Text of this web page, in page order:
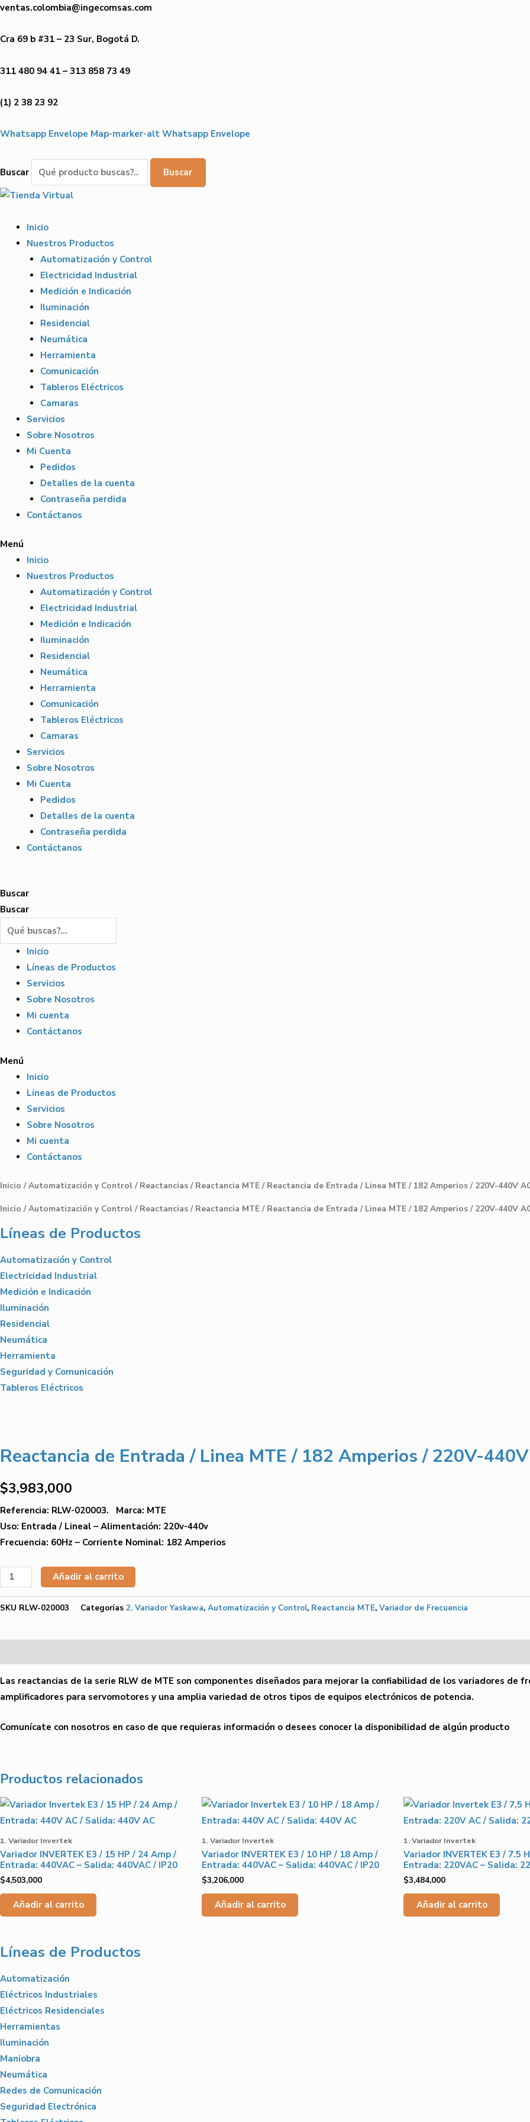
Ir
contenido
ventas.colombia@ingecomsas.com
Cra 69 b #31 – 23 Sur, Bogotá D.
311 480 94 41 – 313 858 73 49
(1) 2 38 23 92
Whatsapp Envelope Map-marker-alt Whatsapp Envelope
Buscar Buscar
Inicio
Nuestros Productos
Automatización y Control
Electricidad Industrial
Medición e Indicación
Iluminación
Residencial
Neumática
Herramienta
Comunicación
Tableros Eléctricos
Camaras
Servicios
Sobre Nosotros
Mi Cuenta
Pedidos
Detalles de la cuenta
Contraseña perdida
Contáctanos
Menú
Inicio
Nuestros Productos
Automatización y Control
Electricidad Industrial
Medición e Indicación
Iluminación
Residencial
Neumática
Herramienta
Comunicación
Tableros Eléctricos
Camaras
Servicios
Sobre Nosotros
Mi Cuenta
Pedidos
Detalles de la cuenta
Contraseña perdida
Contáctanos
Buscar
Buscar
Inicio
Líneas de Productos
Servicios
Sobre Nosotros
Mi cuenta
Contáctanos
Menú
Inicio
Líneas de Productos
Servicios
Sobre Nosotros
Mi cuenta
Contáctanos
Inicio /Automatización y Control / Reactancias / Reactancia MTE / Reactancia de Entrada / Linea MTE / 182 Amperios / 220V-440V
Inicio /Automatización y Control / Reactancias / Reactancia MTE / Reactancia de Entrada / Linea MTE / 182 Amperios / 220V-440V
Líneas de Productos
Automatización y Control
Electricidad Industrial
Medición e Indicación
Iluminación
Residencial
Neumática
Herramienta
Seguridad y Comunicación
Tableros Eléctricos
Reactancia de Entrada / Linea MTE / 182 Amperios / 220V-
$3,983,000
Referencia: RLW-020003. Marca: MTE
Uso: Entrada / Lineal – Alimentación: 220v-440v
Frecuencia: 60Hz – Corriente Nominal: 182 Amperios
Reactancia
de
Entrada
Linea
182
Amperios
220V-
cantidad
Añadir al carrito
SKU RLW-020003 Categorías 2. Variador Yaskawa, Automatización y Control, Reactancia MTE, Variador de Frecuencia
Las reactancias de la serie RLW de MTE son componentes diseñados para mejorar la confiabilidad de los variadores de
amplificadores para servomotores y una amplia variedad de otros tipos de equipos electrónicos de potencia.
Comunícate con nosotros en caso de que requieras información o desees conocer la disponibilidad de algún producto
Productos relacionados
1. Variador Invertek
Variador INVERTEK E3 / 15 HP / 24 Amp /
Entrada: 440VAC – Salida: 440VAC / IP20
$4,503,000
Añadir al carrito
1. Variador Invertek
Variador INVERTEK E3 / 10 HP / 18 Amp /
Entrada: 440VAC – Salida: 440VAC / IP20
$3,206,000
Añadir al carrito
1. Variador Invertek
Variador INVERTEK E3 / 7.5
Entrada: 220VAC – Salida:
$3,484,000
Añadir al carrito
Líneas de Productos
Automatización
Eléctricos Industriales
Eléctricos Residenciales
Herramientas
Iluminación
Maniobra
Neumática
Redes de Comunicación
Seguridad Electrónica